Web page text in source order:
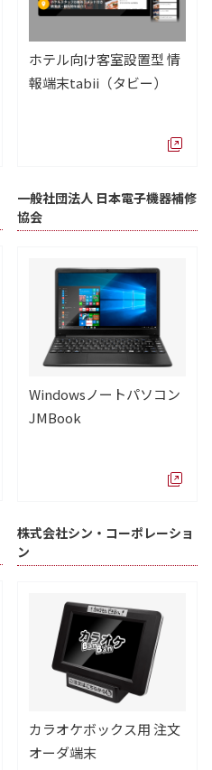
ホテル向け客室設置型 情
報端末tabii（タビー）
一般社団法人 日本電子機器補修
協会
Windowsノートパソコン
JMBook
株式会社シン・コーポレーショ
ン
カラオケボックス用 注文
オーダ端末